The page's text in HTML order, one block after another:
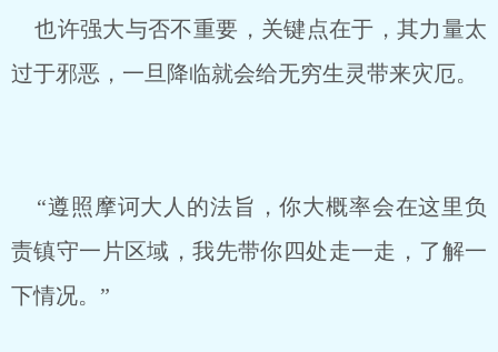
也许强大与否不重要，关键点在于，其力量太
过于邪恶，一旦降临就会给无穷生灵带来灾厄。
“遵照摩诃大人的法旨，你大概率会在这里负
责镇守一片区域，我先带你四处走一走，了解一
下情况。”